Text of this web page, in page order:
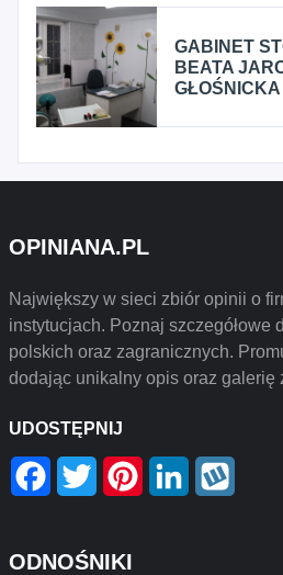
GABINET
BEATA
GŁOŚNICKA
OPINIANA.PL
Największy w sieci zbiór opinii o
instytucjach. Poznaj szczegółowe
polskich oraz zagranicznych.
dodając unikalny opis oraz galerię
UDOSTĘPNIJ
Facebook
Twitter PinterestLinkedIn
ODNOŚNIKI